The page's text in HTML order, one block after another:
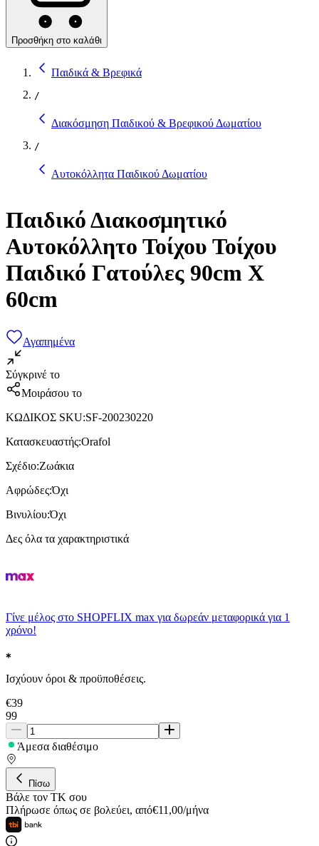
Προσθήκη στο καλάθι
Παιδικά & Βρεφικά
/
Διακόσμηση Παιδικού & Βρεφικού Δωματίου
/
Αυτοκόλλητα Παιδικού Δωματίου
Παιδικό Διακοσμητικό
Αυτοκόλλητο Τοίχου Τοίχου
Παιδικό Γατούλες 90cm X
60cm
Αγαπημένα
Σύγκρινέ το
Μοιράσου το
ΚΩΔΙΚΟΣ SKU:SF-200230220
Κατασκευαστής:Orafol
Σχέδιο:Ζωάκια
Αφρώδες:Όχι
Βινυλίου:Όχι
Δες όλα τα χαρακτηριστικά
Γίνε μέλος στο SHOPFLIX max για δωρεάν μεταφορικά για 1
χρόνο!
Ισχύουν όροι & προϋποθέσεις.
€39
99
Άμεσα διαθέσιμο
Πίσω
Βάλε τον ΤΚ σου
Πλήρωσε όπως σε βολεύει, από€11,00/μήνα